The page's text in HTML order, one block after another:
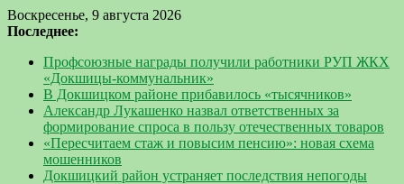
Воскресенье, 9 августа 2026
Последнее:
Профсоюзные награды получили работники РУП ЖКХ
«Докшицы-коммунальник»
В Докшицком районе прибавилось «тысячников»
Александр Лукашенко назвал ответственных за
формирование спроса в пользу отечественных товаров
«Пересчитаем стаж и повысим пенсию»: новая схема
мошенников
Докшицкий район устраняет последствия непогоды